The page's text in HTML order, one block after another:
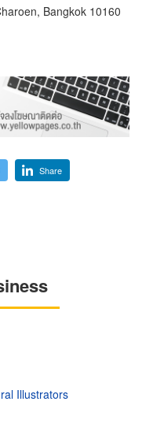
Bangkok 10160
Share
Illustrators